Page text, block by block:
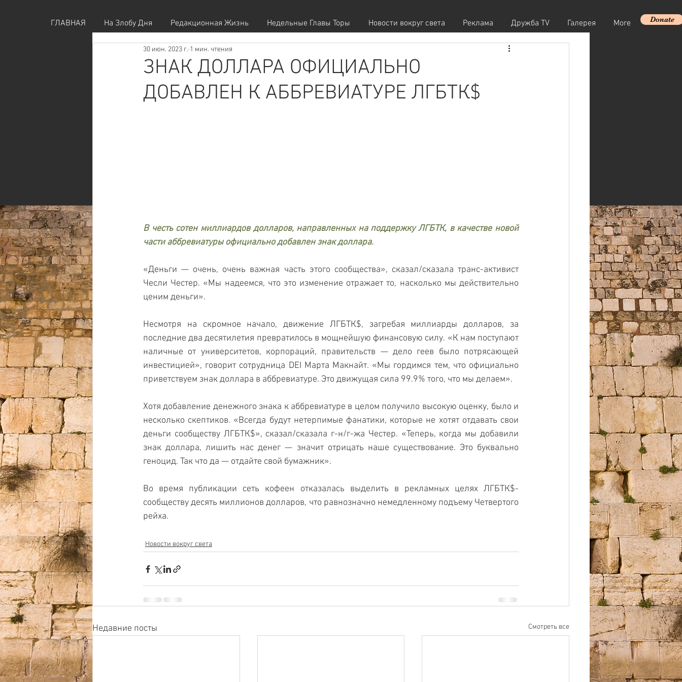
ГЛАВНАЯ На Злобу Дня Редакционная Жизнь Недельные Главы Торы Новости вокруг света Реклама Дружба TV Галерея More Donate
ЗНАК ДОЛЛАРА ОФИЦИАЛЬНО
ДОБАВЛЕН К АББРЕВИАТУРЕ ЛГБТК$
30 июн. 2023 г. 1 мин. чтения
В честь сотен миллиардов долларов, направленных на поддержку ЛГБТК, в качестве новой
части аббревиатуры официально добавлен знак доллара.
«Деньги — очень, очень важная часть этого сообщества», сказал/сказала транс-активист
Чесли Честер. «Мы надеемся, что это изменение отражает то, насколько мы действительно
ценим деньги».
Несмотря на скромное начало, движение ЛГБТК$, загребая миллиарды долларов, за
последние два десятилетия превратилось в мощнейшую финансовую силу. «К нам поступают
наличные от университетов, корпораций, правительств — дело геев было потрясающей
инвестицией», говорит сотрудница DEI Марта Макнайт. «Мы гордимся тем, что официально
приветствуем знак доллара в аббревиатуре. Это движущая сила 99.9% того, что мы делаем».
Хотя добавление денежного знака к аббревиатуре в целом получило высокую оценку, было и
несколько скептиков. «Всегда будут нетерпимые фанатики, которые не хотят отдавать свои
деньги сообществу ЛГБТК$», сказал/сказала г-н/г-жа Честер. «Теперь, когда мы добавили
знак доллара, лишить нас денег — значит отрицать наше существование. Это буквально
геноцид. Так что да — отдайте свой бумажник».
Во время публикации сеть кофеен отказалась выделить в рекламных целях ЛГБТК$-
сообществу десять миллионов долларов, что равнозначно немедленному подъему Четвертого
рейха.
Новости вокруг света
Недавние посты Смотреть все